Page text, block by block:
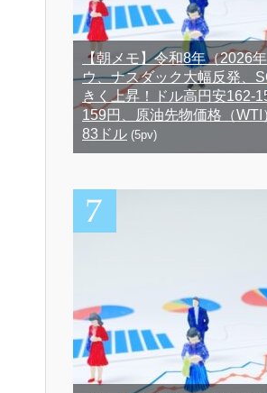
【朝メモ】令和8年（2026
ウ、ナスダック大幅反発、
きく上昇！ドル高円安162-
159円、原油先物価格（WTI
83ドル (5pv)